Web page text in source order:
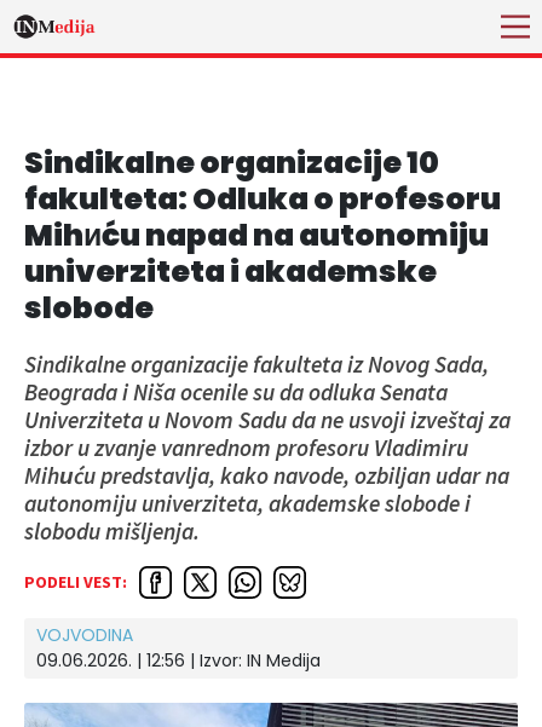
Sindikalne organizacije 10
fakulteta: Odluka o profesoru
Mihиću napad na autonomiju
univerziteta i akademske
slobode
Sindikalne organizacije fakulteta iz Novog Sada,
Beograda i Niša ocenile su da odluka Senata
Univerziteta u Novom Sadu da ne usvoji izveštaj za
izbor u zvanje vanrednom profesoru Vladimiru
Mihиću predstavlja, kako navode, ozbiljan udar na
autonomiju univerziteta, akademske slobode i
slobodu mišljenja.
PODELI VEST:
VOJVODINA
09.06.2026. | 12:56 | Izvor: IN Medija